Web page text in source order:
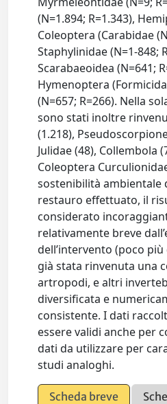
(N=1.894; R=1.343),
Coleoptera (Carabidae
Staphylinidae (N=1-848;
Scarabaeoidea (N=641;
Hymenoptera
(N=657; R=266). Nella
sono stati inoltre
(1.218),
Julidae (48), Collembola
Coleoptera
sostenibilità ambientale
restauro effettuato, il
considerato
relativamente breve
dell’intervento (poco
già stata rinvenuta una
artropodi, e altri
diversificata e
consistente. I dati
essere validi anche per
dati da utilizzare per
studi analoghi.
Scheda breve